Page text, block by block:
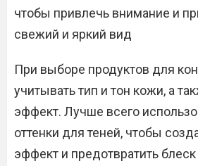
чтобы привлечь внимание и
свежий и яркий вид
При выборе продуктов для
учитывать тип и тон кожи, а
эффект. Лучше всего
оттенки для теней, чтобы
эффект и предотвратить блеск